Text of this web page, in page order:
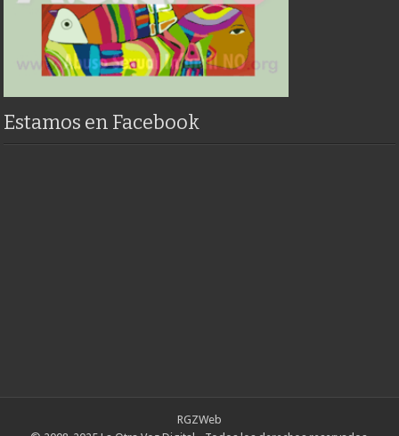
Estamos en Facebook
RGZWeb